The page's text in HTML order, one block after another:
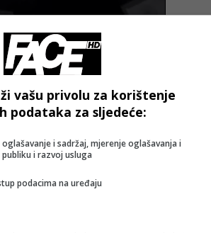
vašu privolu za korištenje
podataka za sljedeće:
i sadržaj, mjerenje oglašavanja i
i razvoj usluga
podacima na uređaju